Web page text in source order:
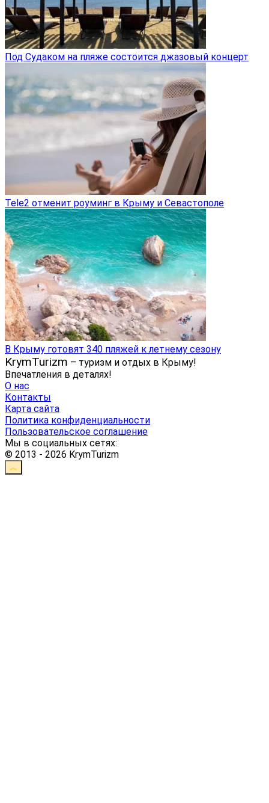
Под Судаком на пляже состоится джазовый концерт
Tele2 отменит роуминг в Крыму и Севастополе
В Крыму готовят 340 пляжей к летнему сезону
KrymTurizm – туризм и отдых в Крыму!
Впечатления в деталях!
О нас
Контакты
Карта сайта
Политика конфиденциальности
Пользовательское соглашение
Мы в социальных сетях:
© 2013 - 2026 KrymTurizm